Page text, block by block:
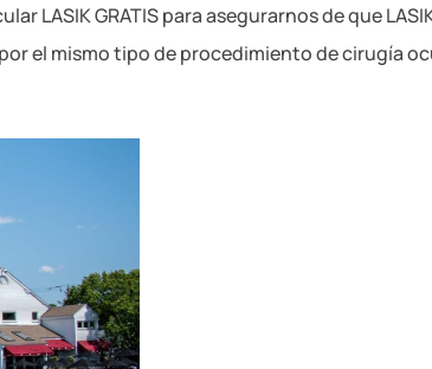
LASIK GRATIS para asegurarnos de que
el mismo tipo de procedimiento de cirugía